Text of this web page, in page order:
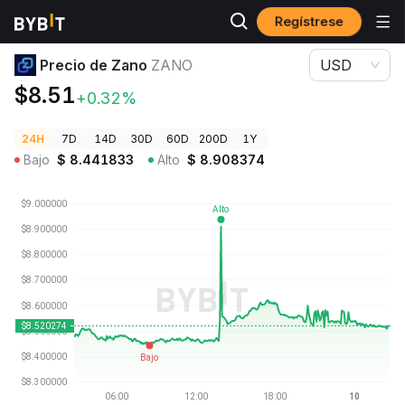
Regístrese
Precios de Criptomonedas Precio de Zano ZANO
Precio de Zano ZANO
$8.51+0.32%
USD
24H 7D 14D 30D 60D 200D 1Y
Bajo $ 8.441833 Alto $ 8.908374